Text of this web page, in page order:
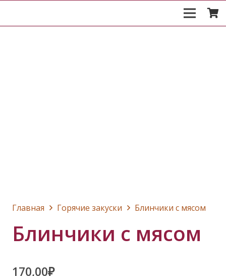
Главная Горячие закуски Блинчики с мясом
Блинчики с мясом
170,00₽